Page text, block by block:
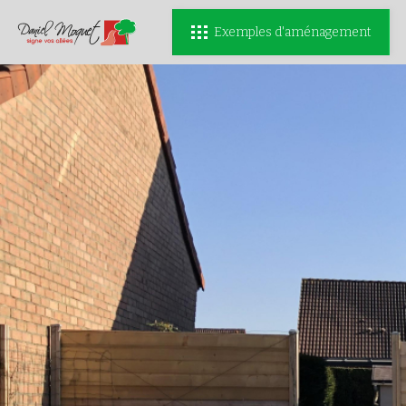
Exemples d'aménagement